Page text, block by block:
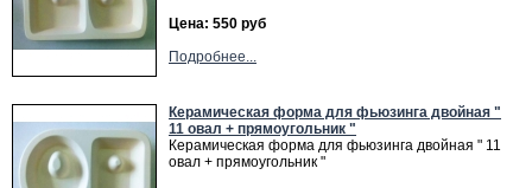
Цена: 550 руб
Подробнее...
Керамическая форма для фьюзинга двойная "
11 овал + прямоугольник "
Керамическая форма для фьюзинга двойная " 11
овал + прямоугольник "